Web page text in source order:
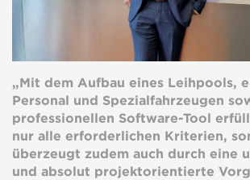
„Mit dem Aufbau eines Leihpools,
Personal und Spezialfahrzeugen
professionellen Software-Tool
nur alle erforderlichen Kriterien,
überzeugt zudem auch durch eine
und absolut projektorientierte